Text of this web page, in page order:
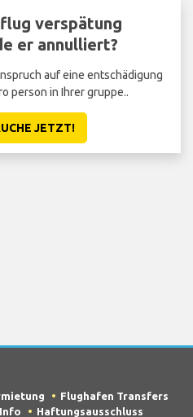
verspätung
er annulliert?
auf eine entschädigung
person in Ihrer gruppe..
JETZT!
Flughafen Transfers
Info Haftungsausschluss